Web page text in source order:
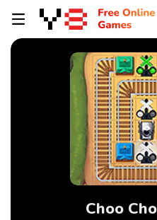
Choo